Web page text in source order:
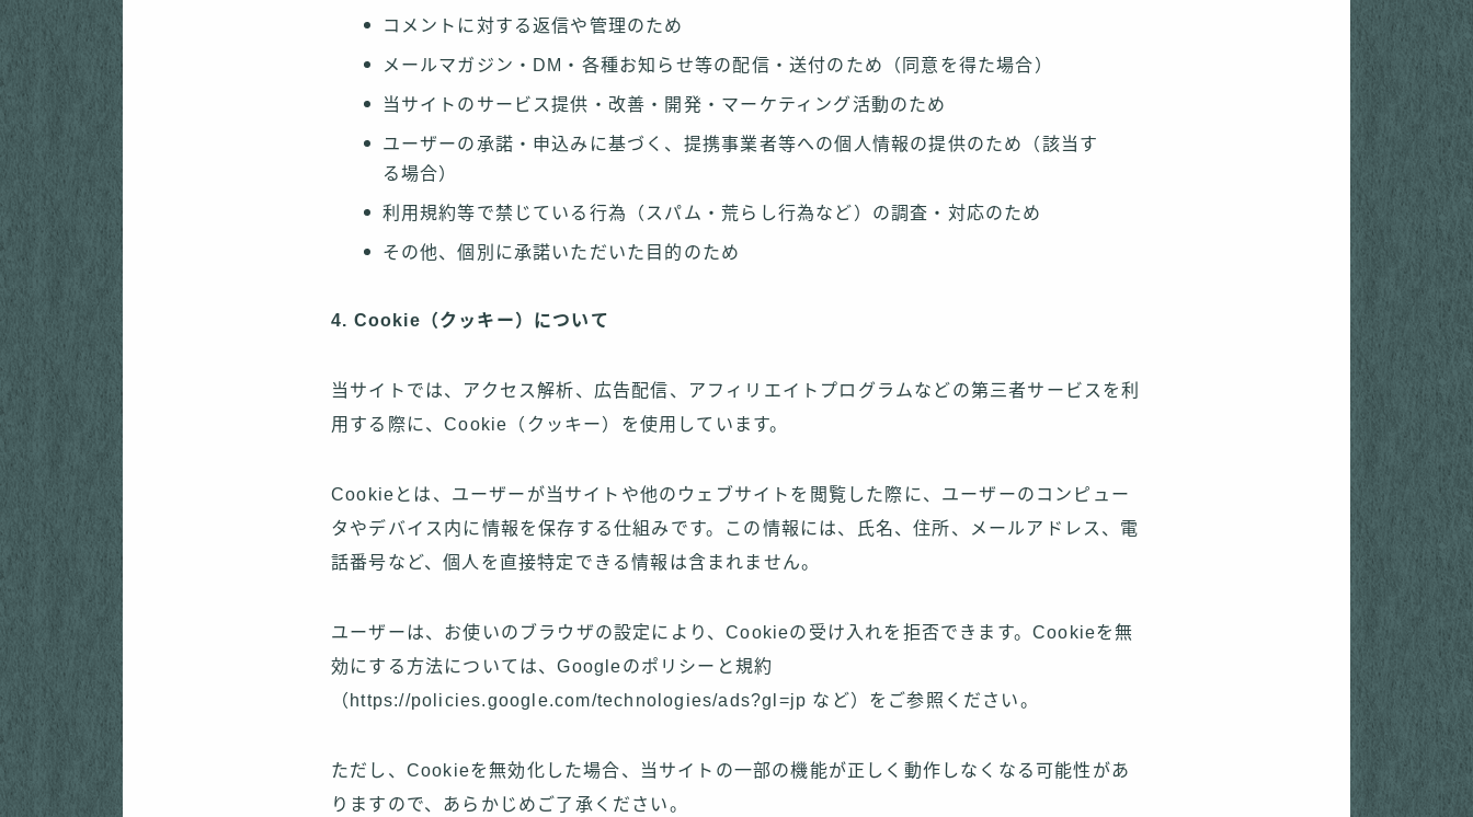
コメントに対する返信や管理のため
メールマガジン・DM・各種お知らせ等の配信・送付のため（同意を得た場合）
当サイトのサービス提供・改善・開発・マーケティング活動のため
ユーザーの承諾・申込みに基づく、提携事業者等への個人情報の提供のため（該当す
る場合）
利用規約等で禁じている行為（スパム・荒らし行為など）の調査・対応のため
その他、個別に承諾いただいた目的のため
4. Cookie（クッキー）について
当サイトでは、アクセス解析、広告配信、アフィリエイトプログラムなどの第三者サービスを利
用する際に、Cookie（クッキー）を使用しています。
Cookieとは、ユーザーが当サイトや他のウェブサイトを閲覧した際に、ユーザーのコンピュー
タやデバイス内に情報を保存する仕組みです。この情報には、氏名、住所、メールアドレス、電
話番号など、個人を直接特定できる情報は含まれません。
ユーザーは、お使いのブラウザの設定により、Cookieの受け入れを拒否できます。Cookieを無
効にする方法については、Googleのポリシーと規約
（https://policies.google.com/technologies/ads?gl=jp など）をご参照ください。
ただし、Cookieを無効化した場合、当サイトの一部の機能が正しく動作しなくなる可能性があ
りますので、あらかじめご了承ください。